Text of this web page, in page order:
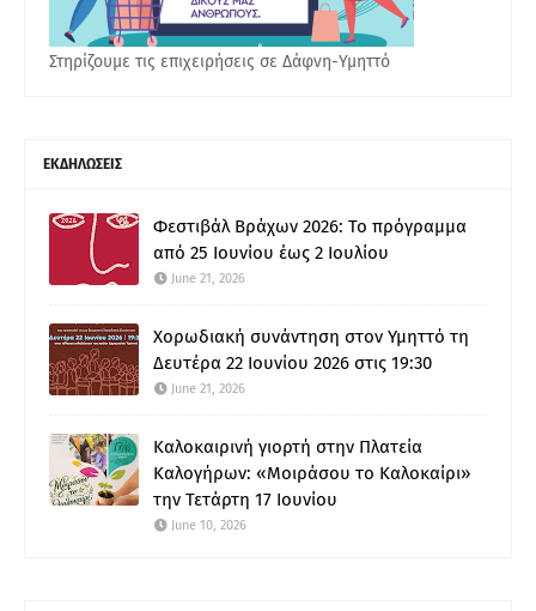
Στηρίζουμε τις επιχειρήσεις σε Δάφνη-Υμηττό
ΕΚΔΗΛΩΣΕΙΣ
Φεστιβάλ Βράχων 2026: Το πρόγραμμα
από 25 Ιουνίου έως 2 Ιουλίου
June 21, 2026
Χορωδιακή συνάντηση στον Υμηττό τη
Δευτέρα 22 Ιουνίου 2026 στις 19:30
June 21, 2026
Καλοκαιρινή γιορτή στην Πλατεία
Καλογήρων: «Μοιράσου το Καλοκαίρι»
την Τετάρτη 17 Ιουνίου
June 10, 2026